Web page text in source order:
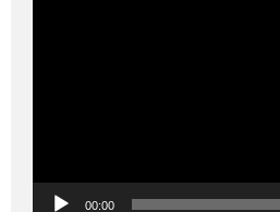
00:00